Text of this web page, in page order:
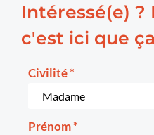
Intéressé(e)
c'est ici que
Civilité*
Prénom*